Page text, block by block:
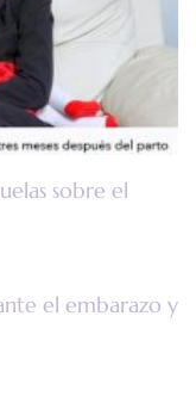
sobre el
el embarazo y